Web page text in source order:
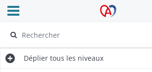
Archives Alsace - Colmar
Ouvrir le menu déroulant
Déplier tous les niveaux